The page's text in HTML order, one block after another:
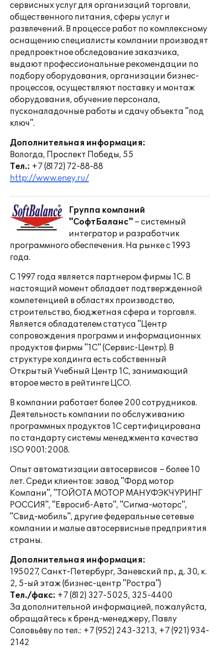
сервисных услуг для организаций торговли,
общественного питания, сферы услуг и
развлечений. В процессе работ по комплексному
оснащению специалисты компании производят
предпроектное обследование заказчика,
выдают профессиональные рекомендации по
подбору оборудования, организации бизнес-
процессов, осуществляют поставку и монтаж
оборудования, обучение персонала,
пусконаладочные работы и сдачу объекта "под
ключ".
Дополнительная информация:
Вологда, Проспект Победы, 55
Тел.: +7 (8172) 72-88-88
http://www.eney.ru/
Группа компаний
"СофтБаланс" – системный
интегратор и разработчик
программного обеспечения. На рынке с 1993
года.
С 1997 года является партнером фирмы 1С. В
настоящий момент обладает подтвержденной
компетенцией в областях производство,
строительство, бюджетная сфера и торговля.
Является обладателем статуса "Центр
сопровождения программ и информационных
продуктов фирмы "1С" (Сервис-Центр). В
структуре холдинга есть собственный
Открытый Учебный Центр 1С, занимающий
второе место в рейтинге ЦСО.
В компании работает более 200 сотрудников.
Деятельность компании по обслуживанию
программных продуктов 1С сертифицирована
по стандарту системы менеджмента качества
ISO 9001:2008.
Опыт автоматизации автосервисов – более 10
лет. Среди клиентов: завод "Форд мотор
Компани", "ТОЙОТА МОТОР МАНУФЭКЧУРИНГ
РОССИЯ", "Евросиб-Авто", "Сигма-моторс",
"Свид-мобиль", другие федеральные сетевые
компании и малые автосервисные предприятия
страны.
Дополнительная информация:
195027, Санкт-Петербург, Заневский пр., д. 30, к.
2, 5-ый этаж (бизнес-центр "Ростра")
Тел./факс: +7 (812) 327-5025, 325-4400
За дополнительной информацией, пожалуйста,
обращайтесь к бренд-менеджеру, Павлу
Соловьёву по тел.: +7 (952) 243-3213, +7 (921) 934-
2142